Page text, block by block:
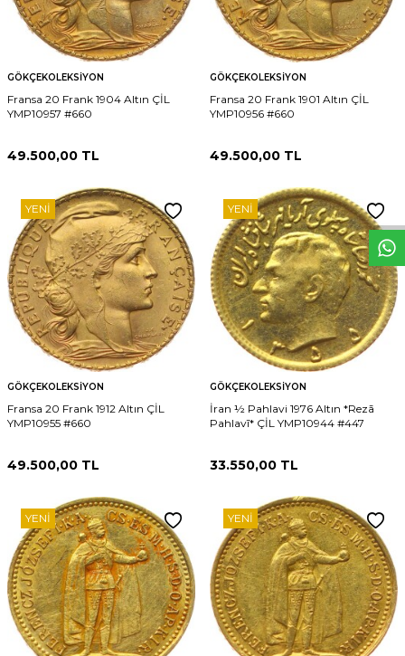
W
h
t
s
p
p
D
e
s
e
H
a
t
t
GÖKÇEKOLEKSIYON
Fransa 20 Frank 1904 Altın ÇİL
YMP10957 #660
49.500,00 TL
GÖKÇEKOLEKSIYON
Fransa 20 Frank 1901 Altın ÇİL
YMP10956 #660
49.500,00 TL
YENI
GÖKÇEKOLEKSIYON
Fransa 20 Frank 1912 Altın ÇİL
YMP10955 #660
49.500,00 TL
YENI
GÖKÇEKOLEKSIYON
İran ½ Pahlavi 1976 Altın *Rezā
Pahlavī* ÇİL YMP10944 #447
33.550,00 TL
YENI YENI